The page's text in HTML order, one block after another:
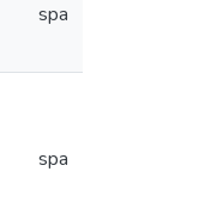
spa
spa